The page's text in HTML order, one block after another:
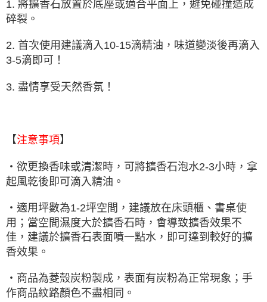
1. 將擴香石放置於底座或適合平面上，避免碰撞造成
碎裂。
2. 首次使用建議滴入10-15滴精油，味道變淡後再滴入
3-5滴即可！
3. 盡情享受天然香氛！
【注意事項】
・欲更換香味或清潔時，可將擴香石泡水2-3小時，拿
起風乾後即可滴入精油。
・適用坪數為1-2坪空間，建議放在床頭櫃、書桌使
用；當空間濕度大於擴香石時，會導致擴香效果不
佳，建議於擴香石表面噴一點水，即可達到較好的擴
香效果。
・商品為菱殼炭粉製成，表面有炭粉為正常現象；手
作商品紋路顏色不盡相同。